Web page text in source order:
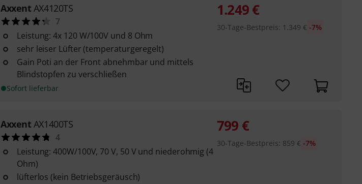
Axxent AX4120TS
7
Leistung: 4x 120 W/100V und 8 Ohm
sehr leiser Lüfter (temperaturgeregelt)
Gain Poti an der Front abnehmbar und mittels
Blindstopfen zu verschließen
Sofort lieferbar
1.249€
30-Tage-Bestpreis: 1.349 € -7%
Axxent AX1400TS
4
Leistung: 400W/100V, 70 V, 50 V und niederohmig (4
Ohm)
lüfterlos (kein Betriebsgeräusch)
799 €
30-Tage-Bestpreis: 859 € -7%